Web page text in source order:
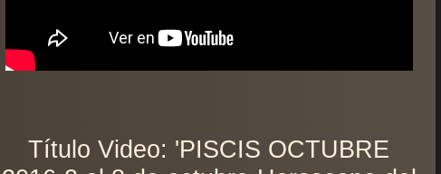
Título Video: 'PISCIS OCTUBRE